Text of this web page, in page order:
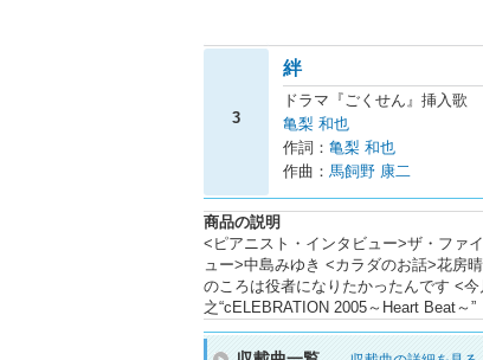
3
絆
ドラマ『ごくせん』挿入歌
亀梨 和也
作詞： 亀梨 和也
作曲： 馬飼野 康二
商品の説明
<ピアニスト・インタビュー>ザ・ファ
ュー>中島みゆき <カラダのお話>花房
のころは役者になりたかったんです <
之“cELEBRATION 2005～Heart Beat～”